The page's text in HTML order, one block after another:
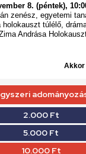
8. (péntek),
zenész, egyetemi
holokauszt túlélő,
Andrása
Akkor